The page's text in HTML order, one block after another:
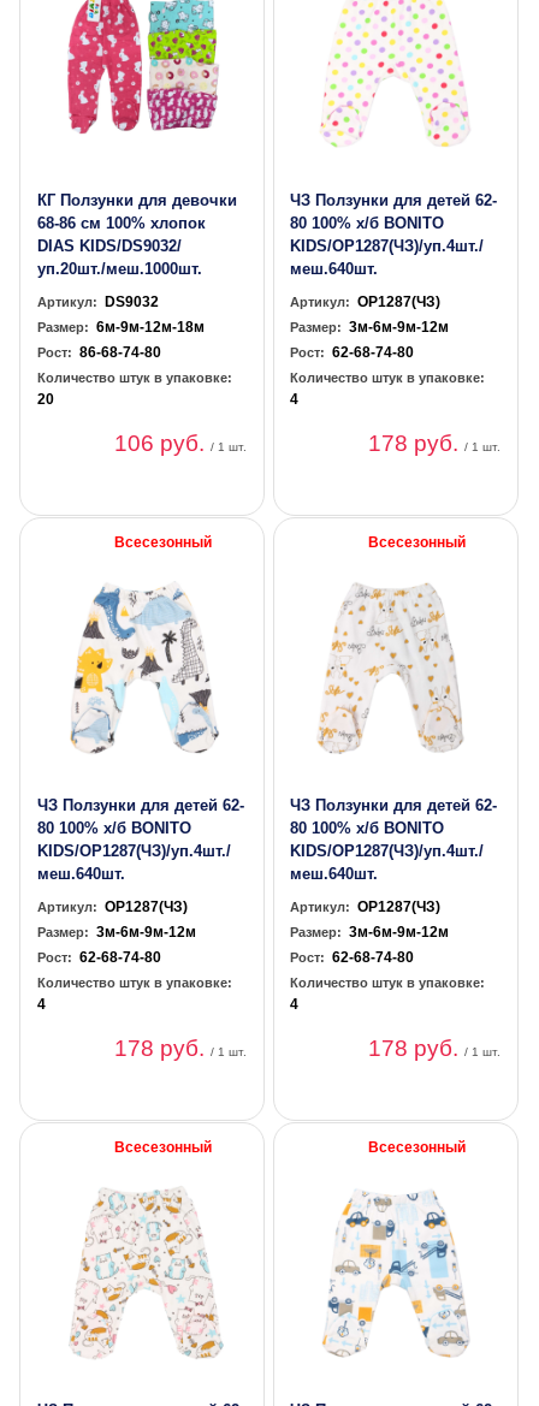
КГ Ползунки для девочки
68-86 см 100% хлопок
DIAS KIDS/DS9032/
уп.20шт./меш.1000шт.
Артикул: DS9032
Размер: 6м-9м-12м-18м
Рост: 86-68-74-80
Количество штук в упаковке:
20
106 руб./ 1 шт.
ЧЗ Ползунки для детей 62-
80 100% х/б BONITO
KIDS/OP1287(ЧЗ)/уп.4шт./
меш.640шт.
Артикул: OP1287(ЧЗ)
Размер: 3м-6м-9м-12м
Рост: 62-68-74-80
Количество штук в упаковке:
4
178 руб./ 1 шт.
Всесезонный
ЧЗ Ползунки для детей 62-
80 100% х/б BONITO
KIDS/OP1287(ЧЗ)/уп.4шт./
меш.640шт.
Артикул: OP1287(ЧЗ)
Размер: 3м-6м-9м-12м
Рост: 62-68-74-80
Количество штук в упаковке:
4
178 руб./ 1 шт.
Всесезонный
ЧЗ Ползунки для детей 62-
80 100% х/б BONITO
KIDS/OP1287(ЧЗ)/уп.4шт./
меш.640шт.
Артикул: OP1287(ЧЗ)
Размер: 3м-6м-9м-12м
Рост: 62-68-74-80
Количество штук в упаковке:
4
178 руб./ 1 шт.
Всесезонный Всесезонный